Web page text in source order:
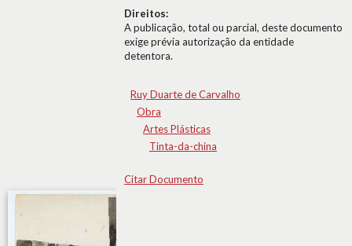
Direitos:
A publicação, total ou parcial, deste documento
exige prévia autorização da entidade
detentora.
Ruy Duarte de Carvalho
Obra
Artes Plásticas
Tinta-da-china
Citar Documento